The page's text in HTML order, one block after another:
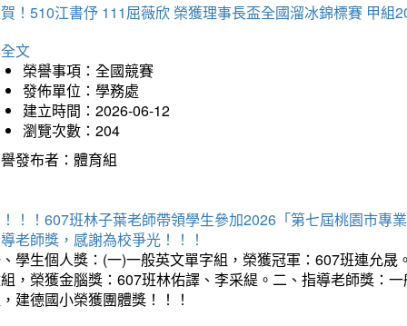
！510江書伃 111屈薇欣 榮獲理事長盃全國溜冰錦標賽 甲組
文
榮譽事項：全國競賽
發佈單位：學務處
建立時間：2026-06-12
瀏覽次數：204
發布者：體育組
！！607班林子葉老師帶領學生參加2026「第七屆桃園市專
老師獎，感謝為校爭光！！！
學生個人獎：(一)一般英文單字組，榮獲冠軍：607班連允
，榮獲金腦獎：607班林佑譯、李采緹。二、指導老師獎：
建德國小榮獲團體獎！！！